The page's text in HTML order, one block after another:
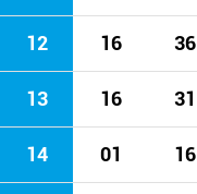
12 16 36
13 16 31
14 01 16